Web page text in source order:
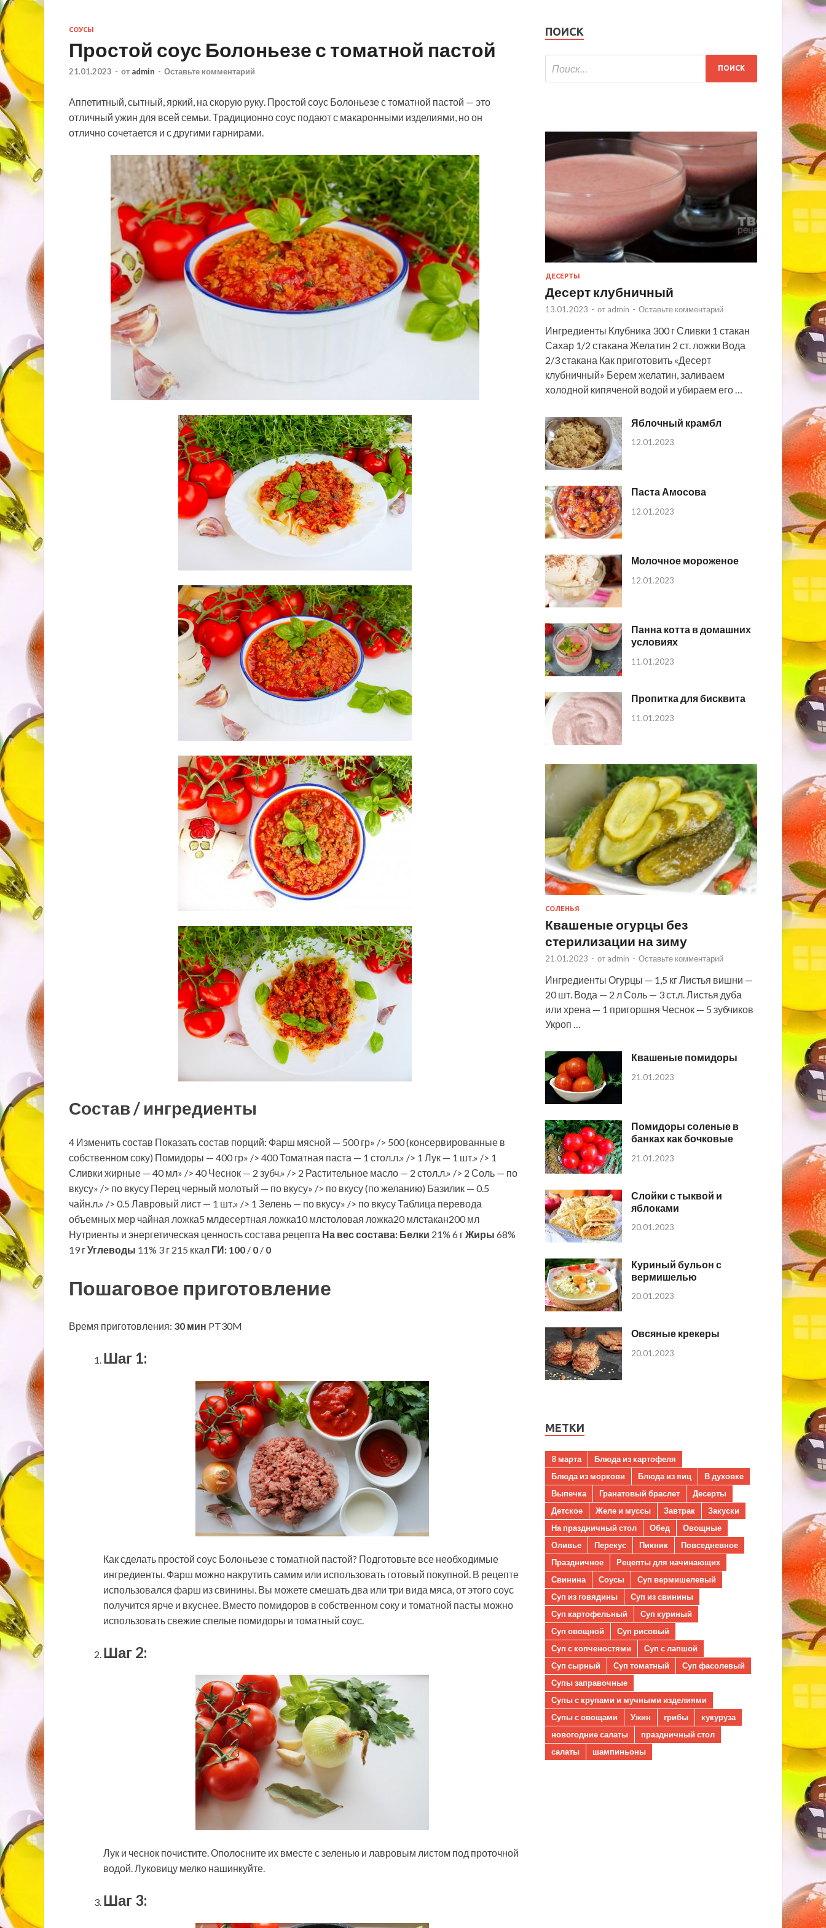
СОУСЫ
Простой соус Болоньезе с томатной пастой
21.01.2023 - от admin - Оставьте комментарий
Аппетитный, сытный, яркий, на скорую руку. Простой соус Болоньезе с томатной пастой — это
отличный ужин для всей семьи. Традиционно соус подают с макаронными изделиями, но он
отлично сочетается и с другими гарнирами.
Состав / ингредиенты
4 Изменить состав Показать состав порций: Фарш мясной — 500 гр» /> 500 (консервированные в
собственном соку) Помидоры — 400 гр» /> 400 Томатная паста — 1 стол.л.» /> 1 Лук — 1 шт.» /> 1
Сливки жирные — 40 мл» /> 40 Чеснок — 2 зубч.» /> 2 Растительное масло — 2 стол.л.» /> 2 Соль — по
вкусу» /> по вкусу Перец черный молотый — по вкусу» /> по вкусу (по желанию) Базилик — 0.5
чайн.л.» /> 0.5 Лавровый лист — 1 шт.» /> 1 Зелень — по вкусу» /> по вкусу Таблица перевода
объемных мер чайная ложка5 млдесертная ложка10 млстоловая ложка20 млстакан200 мл
Нутриенты и энергетическая ценность состава рецепта На вес состава: Белки 21% 6 гЖиры 68%
19 гУглеводы 11% 3 г 215 ккал ГИ: 100 / 0 / 0
Пошаговое приготовление
Время приготовления: 30 мин PT30M
Шаг 1:
Как сделать простой соус Болоньезе с томатной пастой? Подготовьте все необходимые
ингредиенты. Фарш можно накрутить самим или использовать готовый покупной. В рецепте
использовался фарш из свинины. Вы можете смешать два или три вида мяса, от этого соус
получится ярче и вкуснее. Вместо помидоров в собственном соку и томатной пасты можно
использовать свежие спелые помидоры и томатный соус.
Шаг 2:
Лук и чеснок почистите. Ополосните их вместе с зеленью и лавровым листом под проточной
водой. Луковицу мелко нашинкуйте.
Шаг 3:
ПОИСК
ДЕСЕРТЫ
Десерт клубничный
13.01.2023 - от admin - Оставьте комментарий
Ингредиенты Клубника 300 г Сливки 1 стакан
Сахар 1/2 стакана Желатин 2 ст. ложки Вода
2/3 стакана Как приготовить «Десерт
клубничный» Берем желатин, заливаем
холодной кипяченой водой и убираем его …
Яблочный крамбл
12.01.2023
Паста Амосова
12.01.2023
Молочное мороженое
12.01.2023
Панна котта в домашних
условиях
11.01.2023
Пропитка для бисквита
11.01.2023
СОЛЕНЬЯ
Квашеные огурцы без
стерилизации на зиму
21.01.2023 - от admin - Оставьте комментарий
Ингредиенты Огурцы — 1,5 кг Листья вишни —
20 шт. Вода — 2 л Соль — 3 ст.л. Листья дуба
или хрена — 1 пригоршня Чеснок — 5 зубчиков
Укроп …
Квашеные помидоры
21.01.2023
Помидоры соленые в
банках как бочковые
21.01.2023
Слойки с тыквой и
яблоками
20.01.2023
Куриный бульон с
вермишелью
20.01.2023
Овсяные крекеры
20.01.2023
МЕТКИ
8 марта
Блюда из картофеля
Блюда из моркови
Блюда из яиц
В духовке
Выпечка
Гранатовый браслет
Десерты
Детское
Желе и муссы Завтрак
Закуски
На праздничный стол
Обед
Овощные
Оливье
Перекус Пикник
Повседневное
Праздничное
Рецепты для начинающих
Свинина
Соусы
Суп вермишелевый
Суп из говядины
Суп из свинины
Суп картофельный
Суп куриный
Суп овощной
Суп рисовый
Суп с копченостями
Суп с лапшой
Суп сырный
Суп томатный
Суп фасолевый
Супы заправочные
Супы с крупами и мучными изделиями
Супы с овощами
Ужин грибы
кукуруза
новогодние салаты
праздничный стол
салаты
шампиньоны